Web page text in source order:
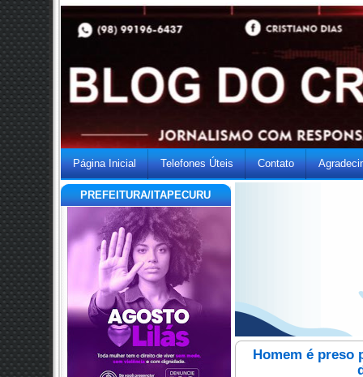
Página Inicial Telefones Úteis Contato
PREFEITURA/ITAPECURU
Homem é preso